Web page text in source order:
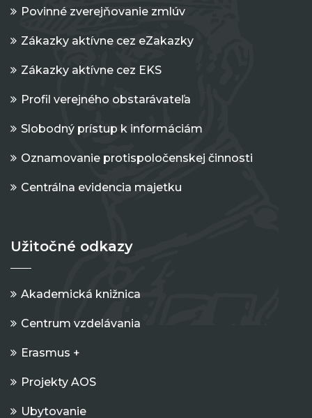
Povinné zverejňovanie zmlúv
Zákazky aktívne cez eZakazky
Zákazky aktívne cez EKS
Profil verejného obstarávateľa
Slobodný prístup k informáciám
Oznamovanie protispoločenskej činnosti
Centrálna evidencia majetku
Užitočné odkazy
Akademická knižnica
Centrum vzdelávania
Erasmus +
Projekty AOS
Ubytovanie